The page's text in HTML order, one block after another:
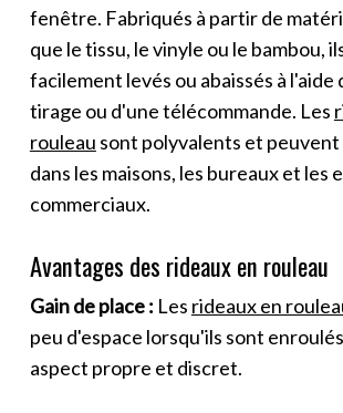
fenêtre. Fabriqués à partir de
que le tissu, le vinyle ou le bambou,
facilement levés ou abaissés à l'aide
tirage ou d'une télécommande. Les
rouleau sont polyvalents et
dans les maisons, les bureaux et les
commerciaux.
Avantages des rideaux en rouleau
Gain de place : Les rideaux en
peu d'espace lorsqu'ils sont
aspect propre et discret.